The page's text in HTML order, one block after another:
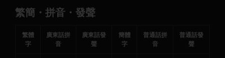
繁簡・拼音・發聲
繁體
字
廣東話拼
音
廣東話發
聲
簡體
字
普通話拼
音
普通話發
聲